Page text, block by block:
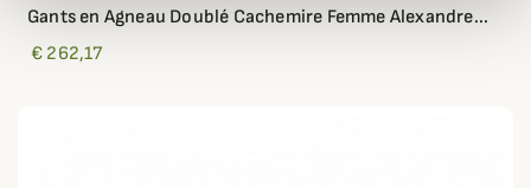
Gants en Agneau Doublé Cachemire Femme Alexandre...
€ 262,17